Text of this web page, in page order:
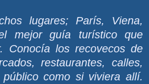
lugares; París, Viena,
mejor guía turístico que
Conocía los recovecos de
restaurantes, calles,
como si viviera allí.